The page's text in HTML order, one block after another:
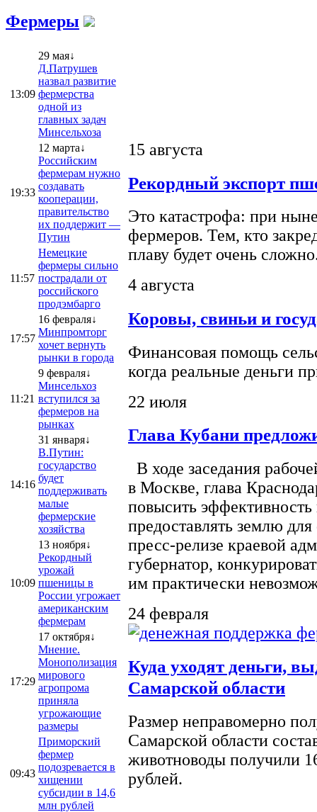
Фермеры
13:09
29 мая↓
Д.Патрушев
назвал развитие
фермерства
одной из
главных задач
Минсельхоза
19:33
12 марта↓
Российским
фермерам нужно
создавать
кооперации,
правительство
их поддержит —
Путин
11:57
Немецкие
фермеры сильно
пострадали от
российского
продэмбарго
17:57
16 февраля↓
Минпромторг
хочет вернуть
рынки в города
11:21
9 февраля↓
Минсельхоз
вступился за
фермеров на
рынках
14:16
31 января↓
В.Путин:
государство
будет
поддерживать
малые
фермерские
хозяйства
10:09
13 ноября↓
Рекордный
урожай
пшеницы в
России угрожает
американским
фермерам
17:29
17 октября↓
Мнение.
Монополизация
мирового
агропрома
приняла
угрожающие
размеры
09:43
Приморский
фермер
подозревается в
хищении
субсидии в 14,6
млн рублей
15 августа
Рекордный экспорт
Это катастрофа: при
фермеров. Тем, кто
плаву будет очень
4 августа
Коровы, свиньи и
Финансовая помощь
когда реальные деньги
22 июля
Глава Кубани
В ходе заседания
в Москве, глава
повысить эффективность
предоставлять землю
пресс-релизе краевой
губернатор,
им практически
24 февраля
Куда уходят деньги,
Самарской области
Размер неправомерно
Самарской области
животноводы получили
рублей.